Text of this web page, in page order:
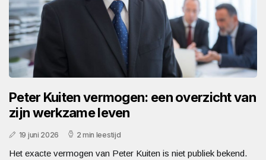
Peter Kuiten vermogen: een overzicht van
zijn werkzame leven
19 juni 2026 2 min leestijd
Het exacte vermogen van Peter Kuiten is niet publiek bekend.